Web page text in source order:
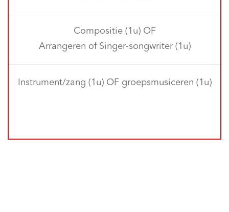
Compositie (1u) OF
Arrangeren of Singer-songwriter (1u)
Instrument/zang (1u) OF groepsmusiceren (1u)